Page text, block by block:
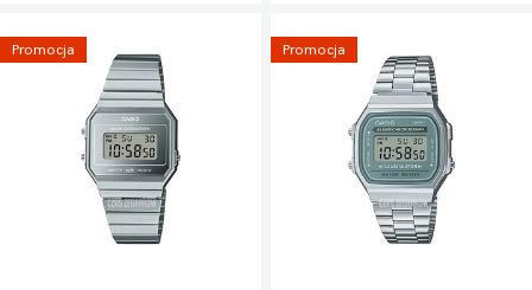
Promocja Promocja